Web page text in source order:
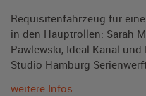
Requisitenfahrzeug für
in den Hauptrollen: Sarah
Pawlewski, Ideal Kanal
Studio Hamburg
weitere Infos